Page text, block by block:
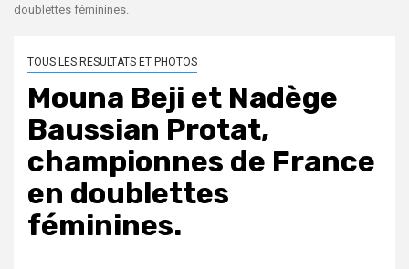
doublettes féminines.
TOUS LES RESULTATS ET PHOTOS
Mouna Beji et Nadège
Baussian Protat,
championnes de France
en doublettes
féminines.